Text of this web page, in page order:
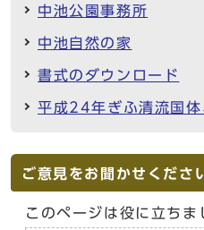
中池公園事務所
中池自然の家
書式のダウンロード
平成24年ぎふ清流国体
ご意見をお聞かせくださ
このページは役に立ちま